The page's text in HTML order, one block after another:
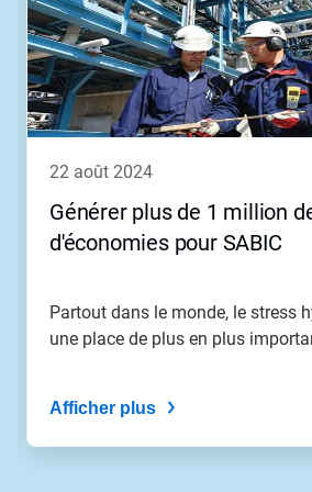
carrousel.
Utilisez
les
boutons
Suivant
et
Précédent
naviguer
sautez
navigation.
22 août 2024
Générer plus de 1 million
d'économies pour SABIC
Partout dans le monde, le stress
une place de plus en plus
Afficher plus